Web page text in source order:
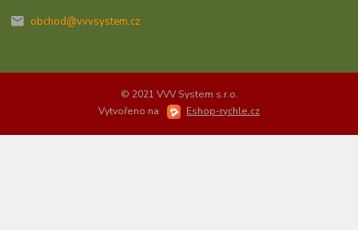
obchod@vvvsystem.cz
© 2021 VVV System s.r.o.
Vytvořeno na
Eshop-rychle.cz